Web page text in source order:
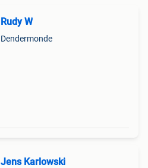
Rudy W
Dendermonde
Jens Karlowski